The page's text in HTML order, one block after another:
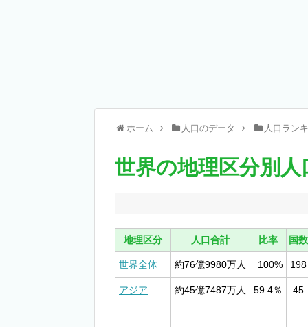
ホーム 人口のデータ 人口ラン
世界の地理区分別人
地理区分 人口合計 比率 国数
世界全体 約76億9980万人 100% 198
アジア 約45億7487万人 59.4％ 45